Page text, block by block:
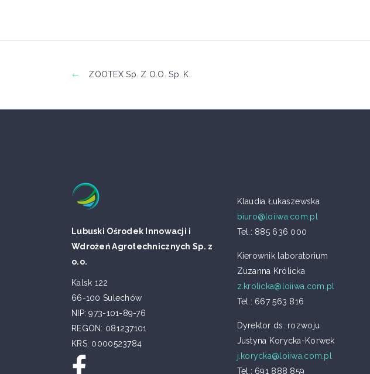
ZOOTEX Sp. Z O.o. Sp. K.
Lubuski Ośrodek Innowacji i
Wdrożeń Agrotechnicznych Sp. z
o.o.
Kalsk 122
66-100 Sulechów
NIP: 973-101-89-76
REGON: 081237101
KRS: 0000523784
Klaudia Łukaszewska
biuro@loiiwa.com.pl
Tel.: 885 636 000
Kierownik laboratorium
Zuzanna Królicka
z.krolicka@loiiwa.com.pl
Tel.: 667 563 816
Dyrektor ds. rozwoju
Justyna Korycka-Korwek
j.korycka@loiiwa.com.pl
Tel.: 691 888 859